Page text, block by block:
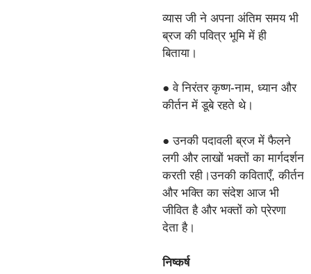
व्यास जी ने अपना अंतिम समय भी
ब्रज की पवित्र भूमि में ही
बिताया।
● वे निरंतर कृष्ण-नाम, ध्यान और
कीर्तन में डूबे रहते थे।
● उनकी पदावली ब्रज में फैलने
लगी और लाखों भक्तों का मार्गदर्शन
करती रही।उनकी कविताएँ, कीर्तन
और भक्ति का संदेश आज भी
जीवित है और भक्तों को प्रेरणा
देता है।
निष्कर्ष